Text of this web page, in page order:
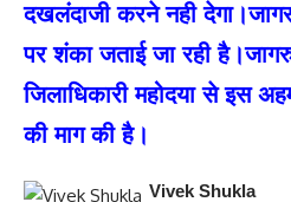
दखलंदाजी करने नही
पर शंका जताई जा रही
जिलाधिकारी महोदया से इस
की माग की है।
Vivek Shukla